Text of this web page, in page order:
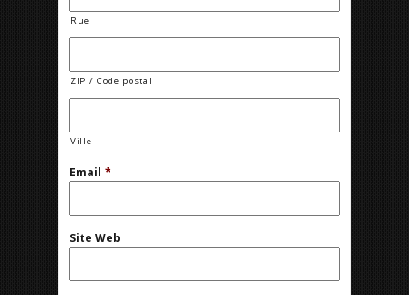
Rue
ZIP / Code postal
Ville
Email *
Site Web